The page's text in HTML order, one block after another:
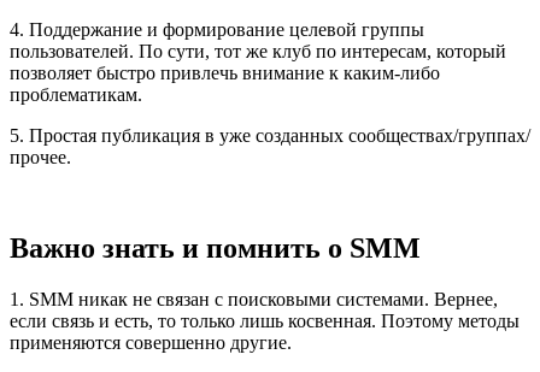
4. Поддержание и формирование целевой группы
пользователей. По сути, тот же клуб по интересам, который
позволяет быстро привлечь внимание к каким-либо
проблематикам.
5. Простая публикация в уже созданных сообществах/группах/
прочее.
Важно знать и помнить о SMM
1. SMM никак не связан с поисковыми системами. Вернее,
если связь и есть, то только лишь косвенная. Поэтому методы
применяются совершенно другие.